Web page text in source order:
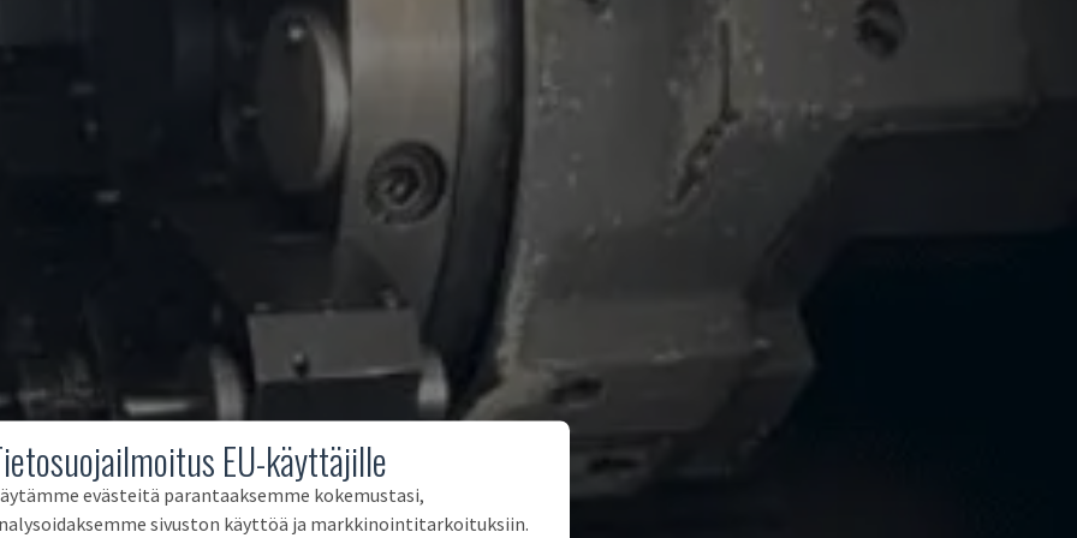
EU-käyttäjille
evästeitä parantaaksemme kokemustasi,
sivuston käyttöä ja markkinointitarkoituksiin.